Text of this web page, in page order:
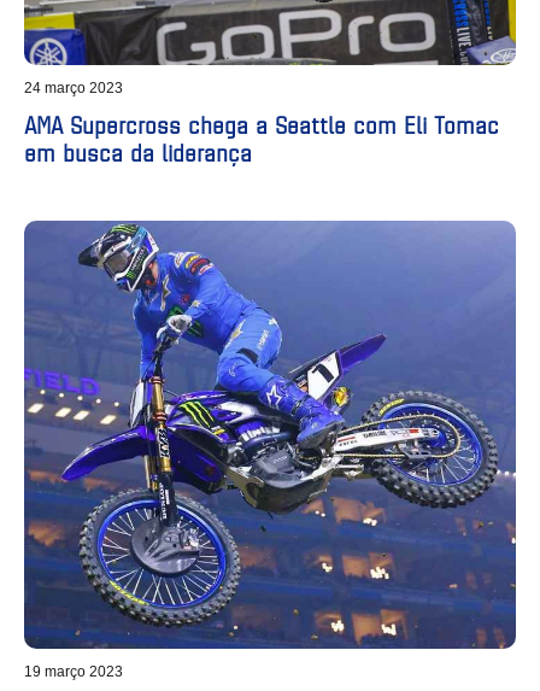
24 março 2023
AMA Supercross chega a Seattle com Eli Tomac
em busca da liderança
19 março 2023